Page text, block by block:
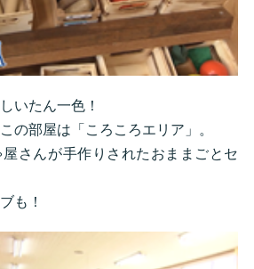
いたん一色！
の部屋は「ころころエリア」。
さんが手作りされたおままごとセ
も！